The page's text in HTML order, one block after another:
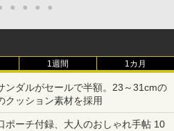
● ● ● ●
1週間 1カ月
ンダルがセールで半額。23～31cmの
クッション素材を採用
ポーチ付録、大人のおしゃれ手帖 10